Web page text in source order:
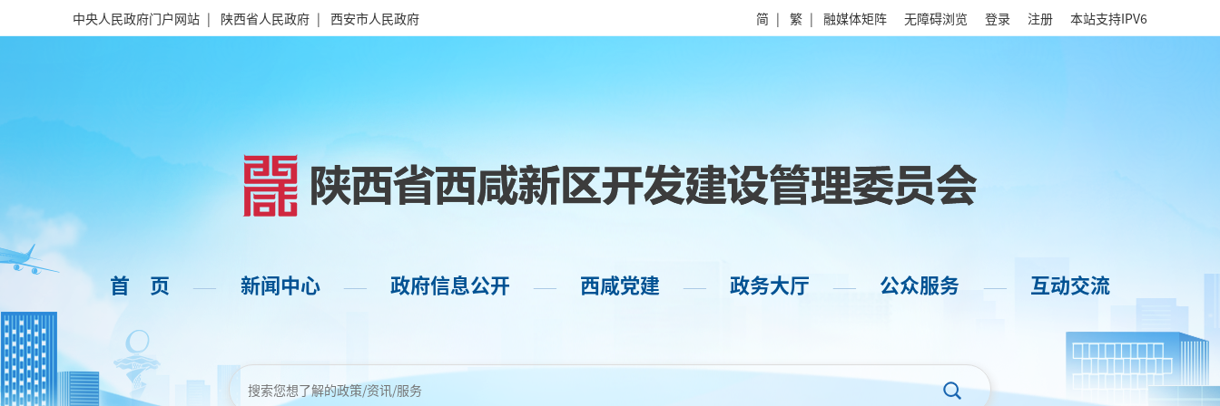
中央人民政府门户网站 | 陕西省人民政府 | 西安市人民政府 简 | 繁 | 融媒体矩阵 无障碍浏览 登录 注册 本站支持IPV6
首 页 —— 新闻中心 —— 政府信息公开 —— 西咸党建 —— 政务大厅 —— 公众服务 —— 互动交流